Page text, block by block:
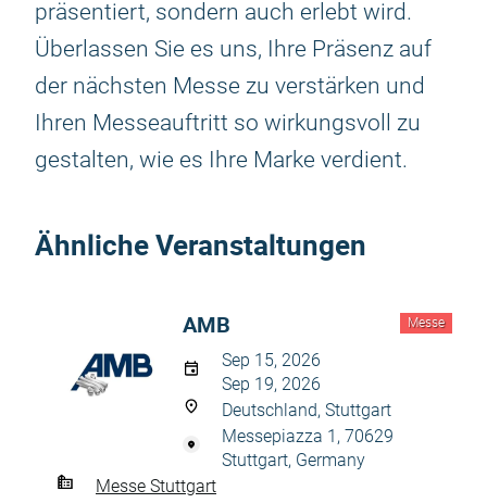
präsentiert, sondern auch erlebt wird.
Überlassen Sie es uns, Ihre Präsenz auf
der nächsten Messe zu verstärken und
Ihren Messeauftritt so wirkungsvoll zu
gestalten, wie es Ihre Marke verdient.
Ähnliche Veranstaltungen
Messe
AMB
Sep 15, 2026
Sep 19, 2026
Deutschland, Stuttgart
Messepiazza 1, 70629
Stuttgart, Germany
Messe Stuttgart